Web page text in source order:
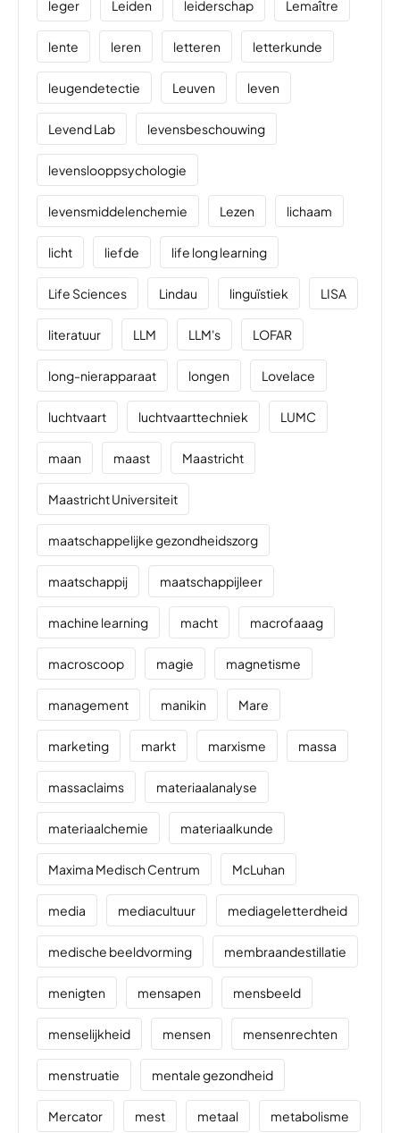
leger Leiden leiderschap Lemaître
lente leren letteren letterkunde
leugendetectie Leuven leven
Levend Lab levensbeschouwing
levenslooppsychologie
levensmiddelenchemie Lezen lichaam
licht liefde life long learning
Life Sciences Lindau linguïstiek LISA
literatuur LLM LLM's LOFAR
long-nierapparaat longen Lovelace
luchtvaart luchtvaarttechniek LUMC
maan maast Maastricht
Maastricht Universiteit
maatschappelijke gezondheidszorg
maatschappij maatschappijleer
machine learning macht macrofaaag
macroscoop magie magnetisme
management manikin Mare
marketing markt marxisme massa
massaclaims materiaalanalyse
materiaalchemie materiaalkunde
Maxima Medisch Centrum McLuhan
media mediacultuur mediageletterdheid
medische beeldvorming membraandestillatie
menigten mensapen mensbeeld
menselijkheid mensen mensenrechten
menstruatie mentale gezondheid
Mercator mest metaal metabolisme